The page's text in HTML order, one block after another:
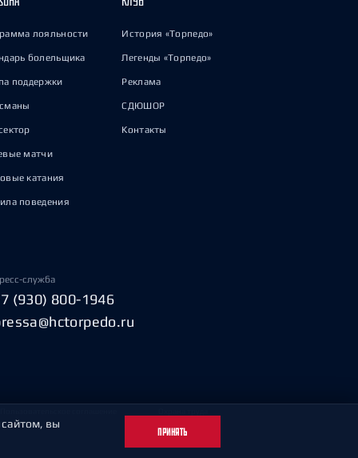
лояльности
болельщика
поддержки
матчи
катания
поведения
История «Торпедо»
Легенды «Торпедо»
Реклама
СДЮШОР
Контакты
служба
(930) 800-1946
сайтом, вы
ПРИНЯТЬ